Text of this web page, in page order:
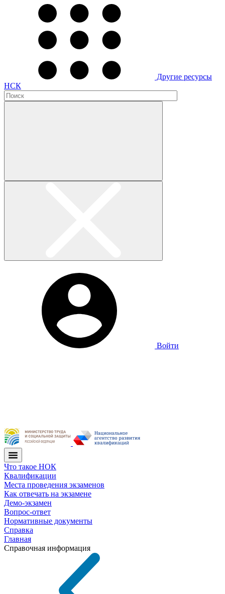
Другие ресурсы
НСК
Войти
Что такое НОК
Квалификации
Места проведения экзаменов
Как отвечать на экзамене
Демо-экзамен
Вопрос-ответ
Нормативные документы
Справка
Главная
Справочная информация